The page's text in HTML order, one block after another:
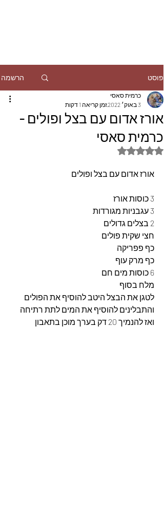
פוסט הרשמה
אורז אדום עם בצל ופולים -
כרמית סאסי
כרמית סאסי
3 באוק׳ 2022
זמן קריאה 1 דקות
דירוג של NaN מתוך 5 כוכבים
אורז אדום עם בצל ופולים
3 כוסות אורז
3 עגבניות מגורדות
2 בצלים גדולים
חצי שקית פולים
כף פפריקה
כף מרק עוף
6 כוסות מים חם
מלח בסוף
לטגן את הבצל היטב להוסיף את הפולים
והתבלינים להוסיף את המים לתת רתיחה
ואז להנמיך 20 דק בערך מוכן בתאבון